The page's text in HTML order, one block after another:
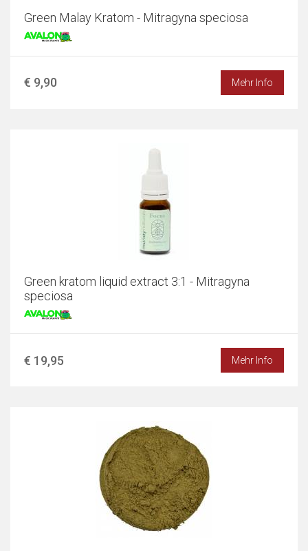
Green Malay Kratom - Mitragyna speciosa
€ 9,90 Mehr Info
Green kratom liquid extract 3:1 - Mitragyna
speciosa
€ 19,95 Mehr Info